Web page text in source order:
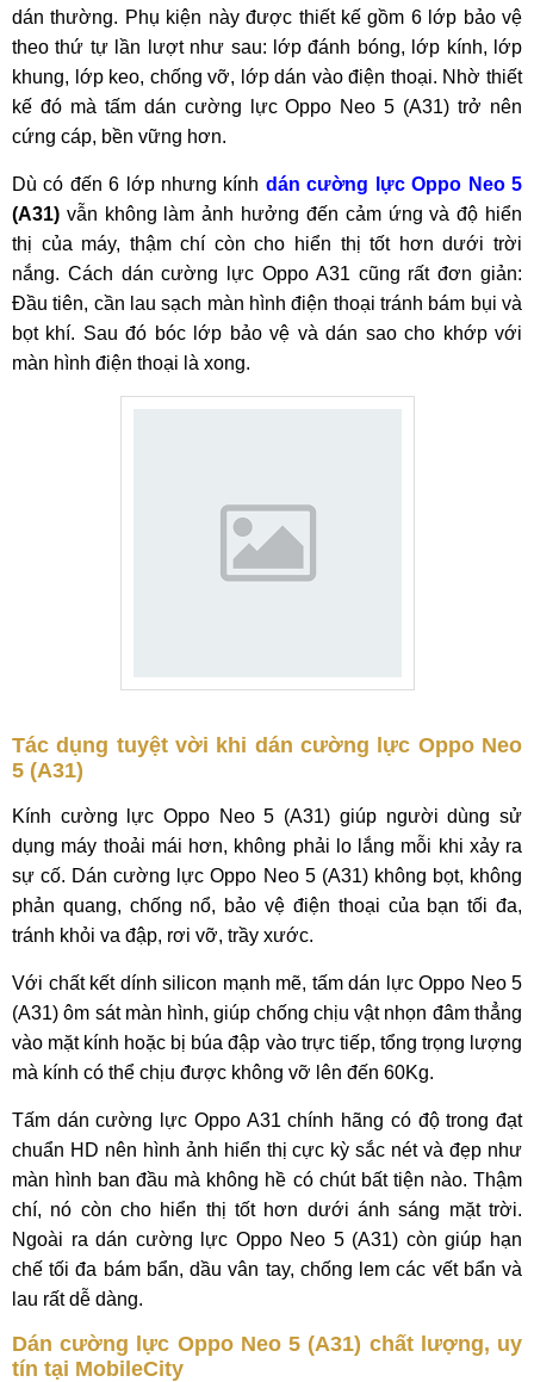
dán thường. Phụ kiện này được thiết kế gồm 6 lớp bảo vệ
theo thứ tự lần lượt như sau: lớp đánh bóng, lớp kính, lớp
khung, lớp keo, chống vỡ, lớp dán vào điện thoại. Nhờ thiết
kế đó mà tấm dán cường lực Oppo Neo 5 (A31) trở nên
cứng cáp, bền vững hơn.
Dù có đến 6 lớp nhưng kính dán cường lực Oppo Neo 5
(A31) vẫn không làm ảnh hưởng đến cảm ứng và độ hiển
thị của máy, thậm chí còn cho hiển thị tốt hơn dưới trời
nắng. Cách dán cường lực Oppo A31 cũng rất đơn giản:
Đầu tiên, cần lau sạch màn hình điện thoại tránh bám bụi và
bọt khí. Sau đó bóc lớp bảo vệ và dán sao cho khớp với
màn hình điện thoại là xong.
Tác dụng tuyệt vời khi dán cường lực Oppo Neo
5 (A31)
Kính cường lực Oppo Neo 5 (A31) giúp người dùng sử
dụng máy thoải mái hơn, không phải lo lắng mỗi khi xảy ra
sự cố. Dán cường lực Oppo Neo 5 (A31) không bọt, không
phản quang, chống nổ, bảo vệ điện thoại của bạn tối đa,
tránh khỏi va đập, rơi vỡ, trầy xước.
Với chất kết dính silicon mạnh mẽ, tấm dán lực Oppo Neo 5
(A31) ôm sát màn hình, giúp chống chịu vật nhọn đâm thẳng
vào mặt kính hoặc bị búa đập vào trực tiếp, tổng trọng lượng
mà kính có thể chịu được không vỡ lên đến 60Kg.
Tấm dán cường lực Oppo A31 chính hãng có độ trong đạt
chuẩn HD nên hình ảnh hiển thị cực kỳ sắc nét và đẹp như
màn hình ban đầu mà không hề có chút bất tiện nào. Thậm
chí, nó còn cho hiển thị tốt hơn dưới ánh sáng mặt trời.
Ngoài ra dán cường lực Oppo Neo 5 (A31) còn giúp hạn
chế tối đa bám bẩn, dầu vân tay, chống lem các vết bẩn và
lau rất dễ dàng.
Dán cường lực Oppo Neo 5 (A31) chất lượng, uy
tín tại MobileCity